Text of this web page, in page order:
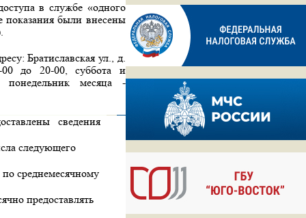
в службе «одного
были внесены
Братиславская ул., д.
до 20-00, суббота и
месяца -
сведения
следующего
по среднемесячному
предоставлять